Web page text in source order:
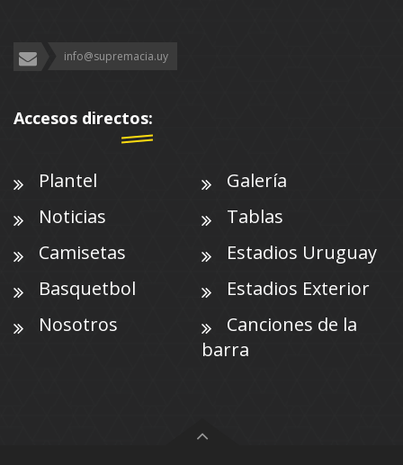
info@supremacia.uy
Accesos directos:
Plantel
Galería
Noticias
Tablas
Camisetas
Estadios Uruguay
Basquetbol
Estadios Exterior
Nosotros
Canciones de la
barra